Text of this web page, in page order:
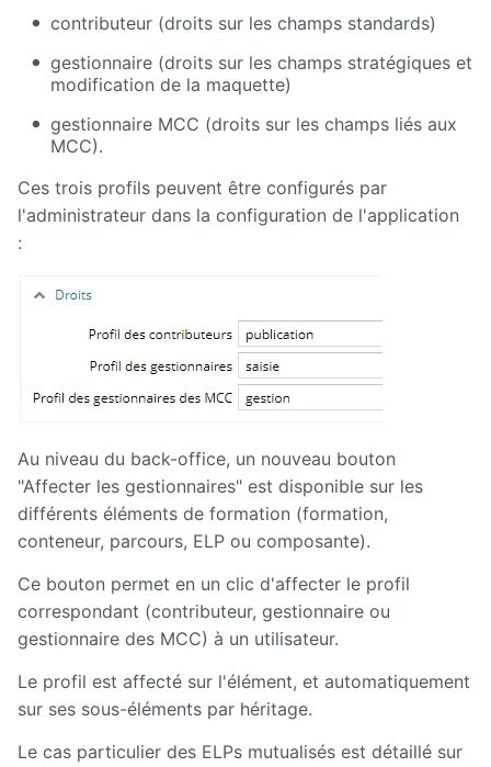
CDM-fr
Présentation
générale
ODF
Saisir et
compléter
son offre
Ametys
Enrichir
son site de
publication
formation
Publier
son offre
de
formation
avec
Ametys
ODF
administration
et
paramétrage
contributeur (droits sur les champs standards)
gestionnaire (droits sur les champs stratégiques et
modification de la maquette)
gestionnaire MCC (droits sur les champs liés aux
MCC).
Ces trois profils peuvent être configurés par
l'administrateur dans la configuration de l'application
:
Au niveau du back-office, un nouveau bouton
"Affecter les gestionnaires" est disponible sur les
différents éléments de formation (formation,
conteneur, parcours, ELP ou composante).
Ce bouton permet en un clic d'affecter le profil
correspondant (contributeur, gestionnaire ou
gestionnaire des MCC) à un utilisateur.
Le profil est affecté sur l'élément, et automatiquement
sur ses sous-éléments par héritage.
Le cas particulier des ELPs mutualisés est détaillé sur